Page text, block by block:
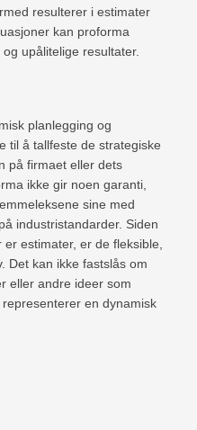
resulterer i estimater
kan proforma
upålitelige resultater.
planlegging og
til å tallfeste de strategiske
på firmaet eller dets
ikke gir noen garanti,
sine med
industristandarder. Siden
estimater, er de fleksible,
Det kan ikke fastslås om
eller andre ideer som
en dynamisk